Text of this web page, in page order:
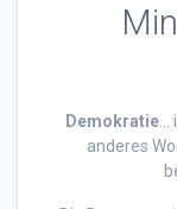
Demokratie…
anderes